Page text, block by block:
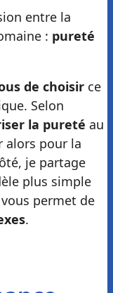
entre la
: pureté
de choisir ce
Selon
la pureté au
alors pour la
je partage
plus simple
permet de
.